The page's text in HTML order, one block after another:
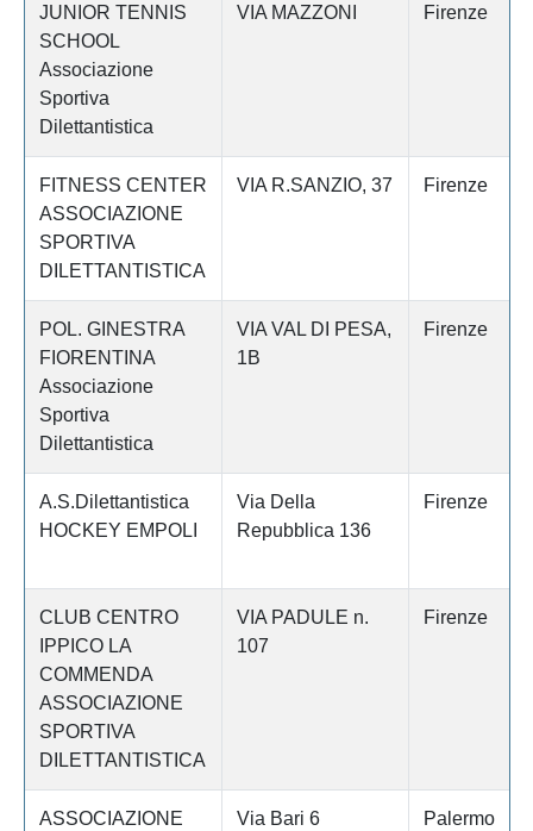
JUNIOR TENNIS
SCHOOL
Associazione
Sportiva
Dilettantistica
VIA MAZZONI Firenze
FITNESS CENTER
ASSOCIAZIONE
SPORTIVA
DILETTANTISTICA
VIA R.SANZIO, 37 Firenze
POL. GINESTRA
FIORENTINA
Associazione
Sportiva
Dilettantistica
VIA VAL DI PESA,
1B
Firenze
A.S.Dilettantistica
HOCKEY EMPOLI
Via Della
Repubblica 136
Firenze
CLUB CENTRO
IPPICO LA
COMMENDA
ASSOCIAZIONE
SPORTIVA
DILETTANTISTICA
VIA PADULE n.
107
Firenze
ASSOCIAZIONE
Via Bari 6 Palermo